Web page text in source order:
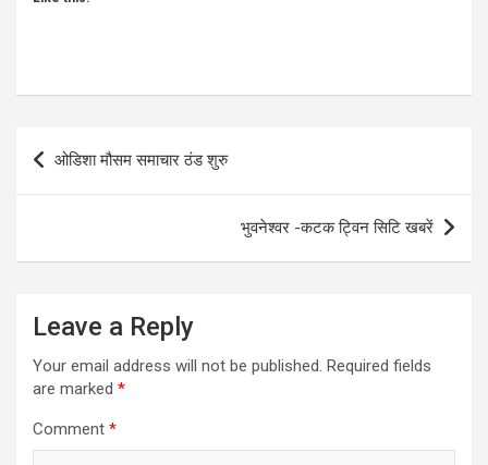
Post
navigation
ओडिशा मौसम समाचार ठंड शुरु
भुवनेश्वर -कटक ट्विन सिटि खबरें
Leave a Reply
Your email address will not be published. Required fields
are marked *
Comment *